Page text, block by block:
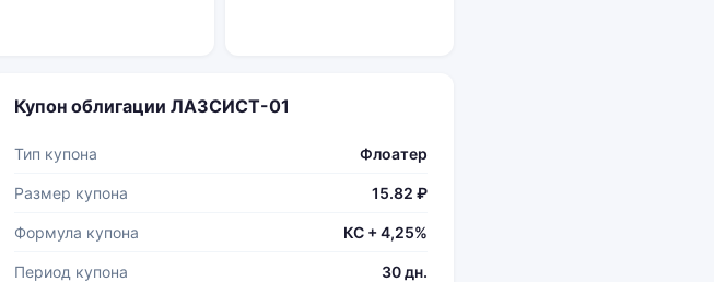
Купон облигации ЛАЗСИСТ-01
Тип купона Флоатер
Размер купона 15.82 ₽
Формула купона КС + 4,25%
Период купона 30 дн.